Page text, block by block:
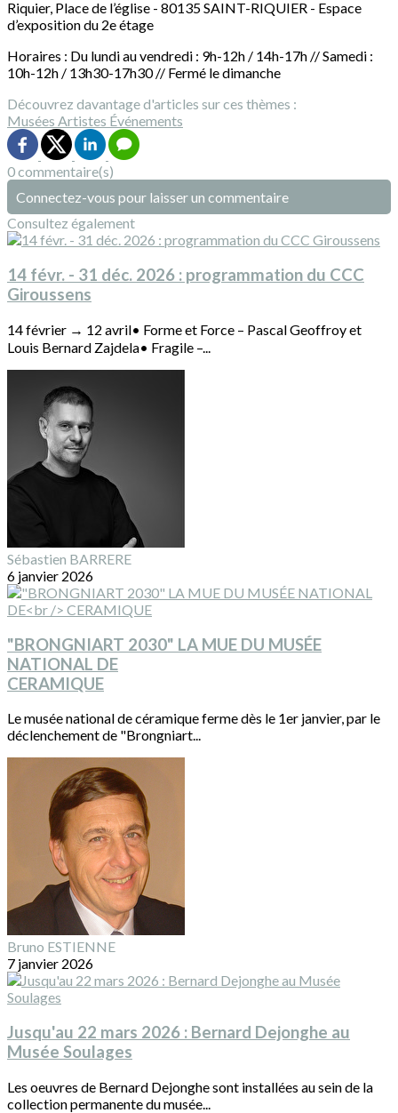
Riquier, Place de l’église - 80135 SAINT-RIQUIER - Espace
d’exposition du 2e étage
Horaires : Du lundi au vendredi : 9h-12h / 14h-17h // Samedi :
10h-12h / 13h30-17h30 // Fermé le dimanche
Découvrez davantage d'articles sur ces thèmes :
Musées Artistes Événements
0 commentaire(s)
Connectez-vous pour laisser un commentaire
Consultez également
14 févr. - 31 déc. 2026 : programmation du CCC
Giroussens
14 février → 12 avril• Forme et Force – Pascal Geoffroy et
Louis Bernard Zajdela• Fragile –...
Sébastien BARRERE
6 janvier 2026
"BRONGNIART 2030" LA MUE DU MUSÉE
NATIONAL DE
CERAMIQUE
Le musée national de céramique ferme dès le 1er janvier, par le
déclenchement de "Brongniart...
Bruno ESTIENNE
7 janvier 2026
Jusqu'au 22 mars 2026 : Bernard Dejonghe au
Musée Soulages
Les oeuvres de Bernard Dejonghe sont installées au sein de la
collection permanente du musée...